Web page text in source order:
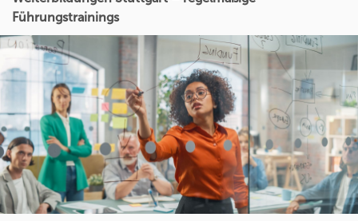
Führungstrainings